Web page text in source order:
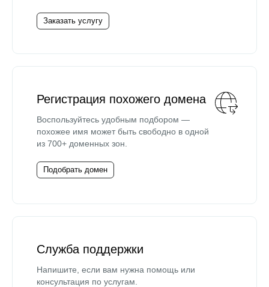
Заказать услугу
Регистрация похожего домена
Воспользуйтесь удобным подбором —
похожее имя может быть свободно в одной
из 700+ доменных зон.
Подобрать домен
Служба поддержки
Напишите, если вам нужна помощь или
консультация по услугам.